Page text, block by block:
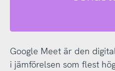
Google Meet är den
i jämförelsen som flest